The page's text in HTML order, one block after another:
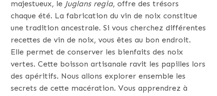
majestueux, le Juglans regia, offre des trésors
chaque été. La fabrication du vin de noix constitue
une tradition ancestrale. Si vous cherchez différentes
recettes de vin de noix, vous êtes au bon endroit.
Elle permet de conserver les bienfaits des noix
vertes. Cette boisson artisanale ravit les papilles lors
des apéritifs. Nous allons explorer ensemble les
secrets de cette macération. Vous apprendrez à